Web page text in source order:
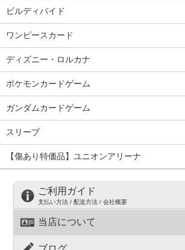
ビルディバイド
ワンピースカード
ディズニー・ロルカナ
ポケモンカードゲーム
ガンダムカードゲーム
スリーブ
【傷あり特価品】ユニオンアリーナ
ご利用ガイド
支払い方法 / 配送方法 / 会社概要
当店について